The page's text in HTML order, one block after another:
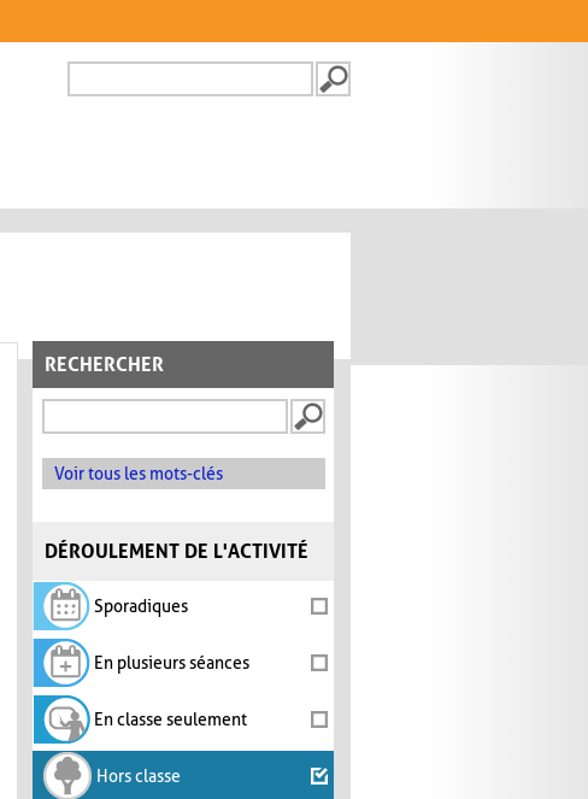
FORMULAIRE DE
RECHERCHER
Voir tous les mots-clés
DÉROULEMENT DE L'ACTIVITÉ
Sporadiques
En plusieurs séances
En classe seulement
Hors classe